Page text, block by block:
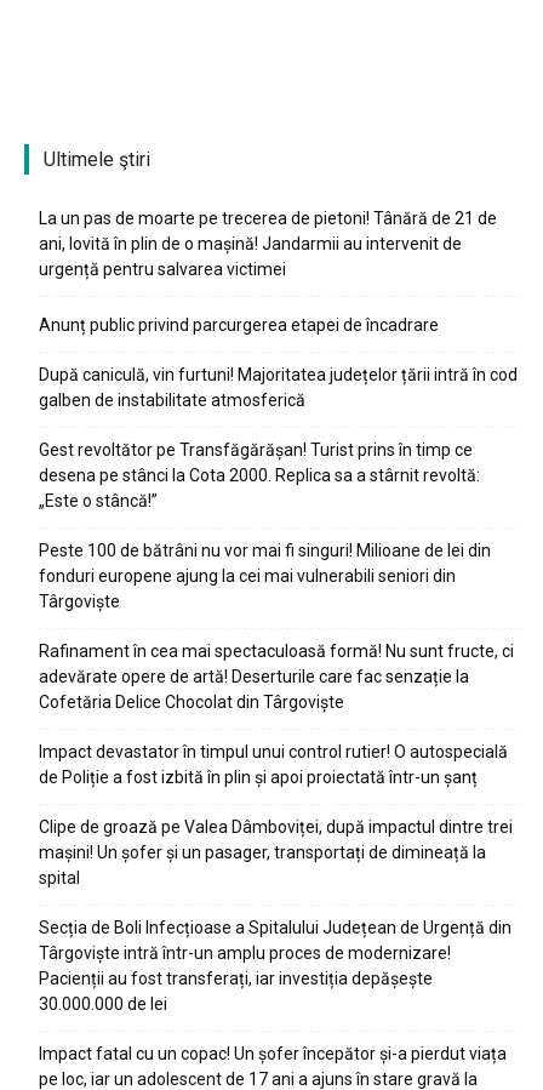
Ultimele ştiri
La un pas de moarte pe trecerea de pietoni! Tânără de 21 de
ani, lovită în plin de o mașină! Jandarmii au intervenit de
urgență pentru salvarea victimei
Anunț public privind parcurgerea etapei de încadrare
După caniculă, vin furtuni! Majoritatea județelor țării intră în cod
galben de instabilitate atmosferică
Gest revoltător pe Transfăgărășan! Turist prins în timp ce
desena pe stânci la Cota 2000. Replica sa a stârnit revoltă:
„Este o stâncă!”
Peste 100 de bătrâni nu vor mai fi singuri! Milioane de lei din
fonduri europene ajung la cei mai vulnerabili seniori din
Târgoviște
Rafinament în cea mai spectaculoasă formă! Nu sunt fructe, ci
adevărate opere de artă! Deserturile care fac senzație la
Cofetăria Delice Chocolat din Târgoviște
Impact devastator în timpul unui control rutier! O autospecială
de Poliție a fost izbită în plin și apoi proiectată într-un șanț
Clipe de groază pe Valea Dâmboviței, după impactul dintre trei
mașini! Un șofer și un pasager, transportați de dimineață la
spital
Secția de Boli Infecțioase a Spitalului Județean de Urgență din
Târgoviște intră într-un amplu proces de modernizare!
Pacienții au fost transferați, iar investiția depășește
30.000.000 de lei
Impact fatal cu un copac! Un șofer începător și-a pierdut viața
pe loc, iar un adolescent de 17 ani a ajuns în stare gravă la